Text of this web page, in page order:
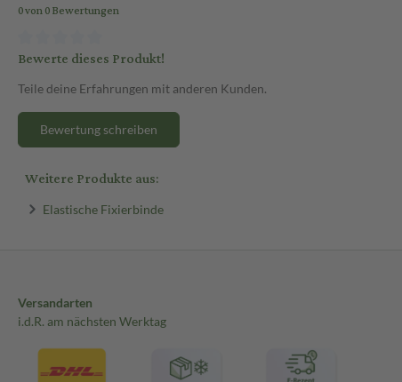
0 von 0 Bewertungen
Bewerte dieses Produkt!
Teile deine Erfahrungen mit anderen Kunden.
Bewertung schreiben
Weitere Produkte aus:
Elastische Fixierbinde
Versandarten
i.d.R. am nächsten Werktag